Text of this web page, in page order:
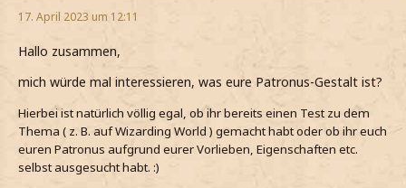
17. April 2023 um 12:11
Hallo zusammen,
mich würde mal interessieren, was eure Patronus-Gestalt ist?
Hierbei ist natürlich völlig egal, ob ihr bereits einen Test zu dem
Thema ( z. B. auf Wizarding World ) gemacht habt oder ob ihr euch
euren Patronus aufgrund eurer Vorlieben, Eigenschaften etc.
selbst ausgesucht habt. :)